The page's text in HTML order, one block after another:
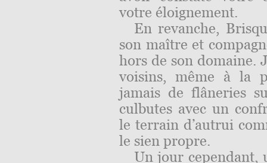
votre éloignement.
En revanche,
son maître et
hors de son domaine.
voisins, même à la
jamais de flâneries
culbutes avec un
le terrain d’autrui
le sien propre.
Un jour cependant,